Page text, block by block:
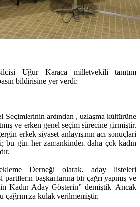
Uğur Karaca milletvekili tanıtım
bildirisine yer verdi:
Seçimlerinin ardından , uzlaşma kültürüne
ve erken genel seçim sürecine girmiştir.
erkek siyaset anlayışının acı sonuçlari
bu gün her zamankinden daha çok kadın
Derneği olarak, aday listeleri
partilerin başkanlarına bir çağrı yapmış ve
Kadın Aday Gösterin” demiştik. Ancak
çağrımıza kulak verilmemiştir.